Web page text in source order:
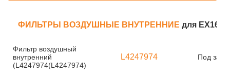
ФИЛЬТРЫ ВОЗДУШНЫЕ ВНУТРЕННИЕ для
Фильтр воздушный
внутренний
(L4247974(L4247974)
L4247974 Под заказ